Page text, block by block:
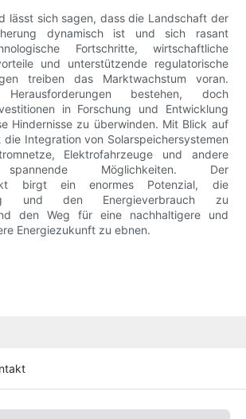
lässt sich sagen, dass die Landschaft der
dynamisch ist und sich rasant
Fortschritte, wirtschaftliche
und unterstützende regulatorische
treiben das Marktwachstum voran.
bestehen, doch
in Forschung und Entwicklung
Hindernisse zu überwinden. Mit Blick auf
Integration von Solarspeichersystemen
Elektrofahrzeuge und andere
spannende Möglichkeiten. Der
birgt ein enormes Potenzial, die
und den Energieverbrauch zu
den Weg für eine nachhaltigere und
Energiezukunft zu ebnen.